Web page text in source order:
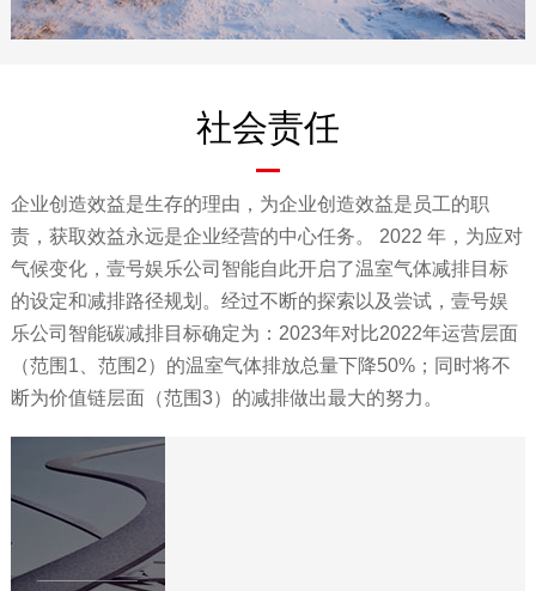
社会责任
企业创造效益是生存的理由，为企业创造效益是员工的职
责，获取效益永远是企业经营的中心任务。 2022 年，为应对
气候变化，壹号娱乐公司智能自此开启了温室气体减排目标
的设定和减排路径规划。经过不断的探索以及尝试，壹号娱
乐公司智能碳减排目标确定为：2023年对比2022年运营层面
（范围1、范围2）的温室气体排放总量下降50%；同时将不
断为价值链层面（范围3）的减排做出最大的努力。